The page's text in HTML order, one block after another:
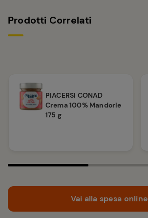
Prodotti Correlati
PIACERSI CONAD
Crema 100% Mandorle
175 g
Vai alla spesa online